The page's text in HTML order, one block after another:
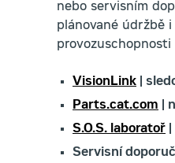
nebo servisním
plánované údržbě
provozuschopnosti
VisionLink |
Parts.cat.com |
S.O.S. laboratoř
Servisní